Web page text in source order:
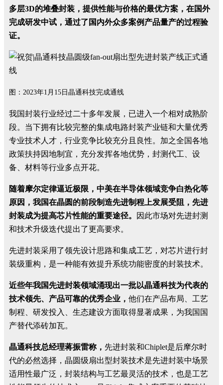
多层3D的堆叠封装，提供性能与价格的最优方案，在国外
完成研发中试，通过了国内外众多案例产品量产的过程验
证。
图： 2023年1 月 15 日晶通科技完成通线
我国封装行业经过二十多年发展，已进入一个相对成熟阶
段。当下拥有比较完整的集成电路封装产业链和大量优秀
专业技术人才，行业竞争比较充分且良性。加之全国各地
政策扶持因地制宜，充分发挥各地优势，封测代工、设
备、材料等行业多点开花。
随着摩尔定律逼近极限，中美在半导体领域竞争白热化等
原因，我国在晶圆的前段制造先进制程上发展受阻，先进
封装成为提高芯片性能的重要途径。
因此市场对先进封测
和技术升级迭代提出了更高要求。
先进封装采用了领先设计思路和集成工艺，对芯片进行封
装级重构，是一种能有效提升系统功能密度的封装技术。
近些年我国先进封装领域涌现出一批以晶通科技为代表的
技术领先、产品可靠的优秀企业， 他们在产品布局、工艺
制程、研发投入、生态建设方面取得显著成果，为我国国
产替代添砖加瓦。
晶通科技总经理蒋振雷称， 先进封装和Chiplet是后摩尔时
代的必然选择，晶圆级扇出型封装技术是先进封装中场景
适用性最广泛，封装结构与工艺最灵活的技术，也是工艺